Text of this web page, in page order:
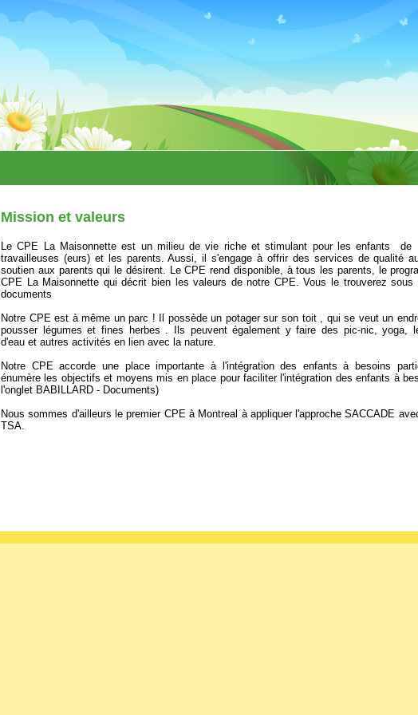
Mission et valeurs
Le CPE La Maisonnette est un milieu de vie riche et stimulant pour les enfants
travailleuses (eurs) et les parents. Aussi, il s'engage à offrir des services de qualité
soutien aux parents qui le désirent. Le CPE rend disponible, à tous les parents, le
CPE La Maisonnette qui décrit bien les valeurs de notre CPE. Vous le trouverez sous
documents
Notre CPE est à même un parc ! Il possède un potager sur son toit , qui se veut un
pousser légumes et fines herbes . Ils peuvent également y faire des pic-nic, yoga,
d'eau et autres activités en lien avec la nature.
Notre CPE accorde une place importante à l'intégration des enfants à besoins
énumère les objectifs et moyens mis en place pour faciliter l'intégration des enfants à
l'onglet BABILLARD - Documents)
Nous sommes d'ailleurs le premier CPE à Montreal à appliquer l'approche SACCADE
TSA.